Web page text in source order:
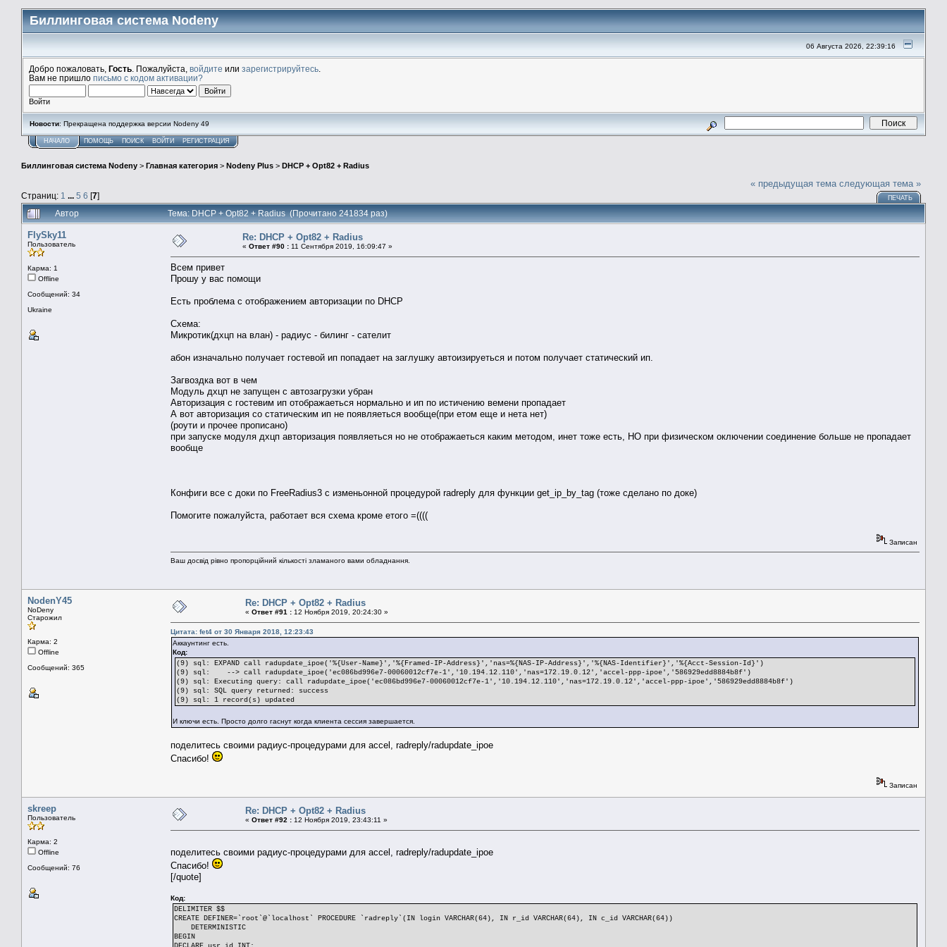
Биллинговая система Nodeny
06 Августа 2026, 22:39:16
Добро пожаловать, Гость . Пожалуйста, войдите или зарегистрируйтесь
Вам не пришло письмо с кодом активации?
Войти
Новости: Прекращена поддержка версии Nodeny 49
НАЧАЛО ПОМОЩЬ ПОИСК ВОЙТИ РЕГИСТРАЦИЯ
Биллинговая система Nodeny > Главная категория > Nodeny Plus > DHCP + Opt82 + Radius
Страниц: 1 ... 5 6 [7]
« предыдущая тема следующая тема »
ПЕЧАТЬ
Автор Тема: DHCP + Opt82 + Radius (Прочитано 241834 раз)
FlySky11
Пользователь
Карма: 1
Offline
Сообщений: 34
Ukraine
Re: DHCP + Opt82 + Radius
« Ответ #90 : 11 Сентября 2019, 16:09:47 »
Всем привет
Прошу у вас помощи
Есть проблема с отображением авторизации по DHCP
Схема:
Микротик(дхцп на влан) - радиус - билинг - сателит
абон изначально получает гостевой ип попадает на заглушку автоизируеться и потом получает статический ип.
Загвоздка вот в чем
Модуль дхцп не запущен с автозагрузки убран
Авторизация с гостевим ип отображаеться нормально и ип по истичению вемени пропадает
А вот авторизация со статическим ип не появляеться вообще(при етом еще и нета нет)
(роути и прочее прописано)
при запуске модуля дхцп авторизация появляеться но не отображаеться каким методом, инет тоже есть, НО при физическом оключении соединение больше не пропадает
вообще
Конфиги все с доки по FreeRadius3 с изменьонной процедурой radreply для функции get_ip_by_tag (тоже сделано по доке)
Помогите пожалуйста, работает вся схема кроме етого =((((
Записан
Ваш досвід рівно пропорційний кількості зламаного вами обладнання.
NodenY45
NoDeny
Старожил
Карма: 2
Offline
Сообщений: 365
Re: DHCP + Opt82 + Radius
« Ответ #91 : 12 Ноября 2019, 20:24:30 »
Цитата: fet4 от 30 Января 2018, 12:23:43
Аккаунтинг есть.
Код:
(9) sql: EXPAND call radupdate_ipoe('%{User-Name}','%{Framed-IP-Address}','nas=%{NAS-IP-Address}','%{NAS-Identifier}','%{Acct-Session-Id}')
(9) sql: --> call radupdate_ipoe('ec086bd996e7-00060012cf7e-1','10.194.12.110','nas=172.19.0.12','accel-ppp-ipoe','586929edd8884b8f')
(9) sql: Executing query: call radupdate_ipoe('ec086bd996e7-00060012cf7e-1','10.194.12.110','nas=172.19.0.12','accel-ppp-ipoe','586929edd8884b8f')
(9) sql: SQL query returned: success
(9) sql: 1 record(s) updated
И ключи есть. Просто долго гаснут когда клиента сессия завершается.
поделитесь своими радиус-процедурами для accel, radreply/radupdate_ipoe
Спасибо!
Записан
skreep
Пользователь
Карма: 2
Offline
Сообщений: 76
Re: DHCP + Opt82 + Radius
« Ответ #92 : 12 Ноября 2019, 23:43:11 »
поделитесь своими радиус-процедурами для accel, radreply/radupdate_ipoe
Спасибо!
[/quote]
Код:
DELIMITER $$
CREATE DEFINER=`root`@`localhost` PROCEDURE `radreply`(IN login VARCHAR(64), IN r_id VARCHAR(64), IN c_id VARCHAR(64))
DETERMINISTIC
BEGIN